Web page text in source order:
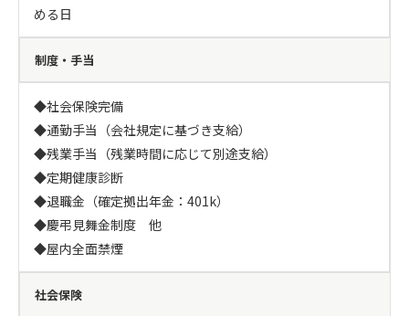
める日
制度・手当
◆社会保険完備
◆通勤手当（会社規定に基づき支給）
◆残業手当（残業時間に応じて別途支給）
◆定期健康診断
◆退職金（確定拠出年金：401k）
◆慶弔見舞金制度　他
◆屋内全面禁煙
社会保険